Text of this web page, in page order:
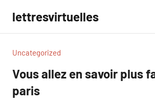
contenu
lettresvirtuelles
Uncategorized
Vous allez en savoir plus
paris